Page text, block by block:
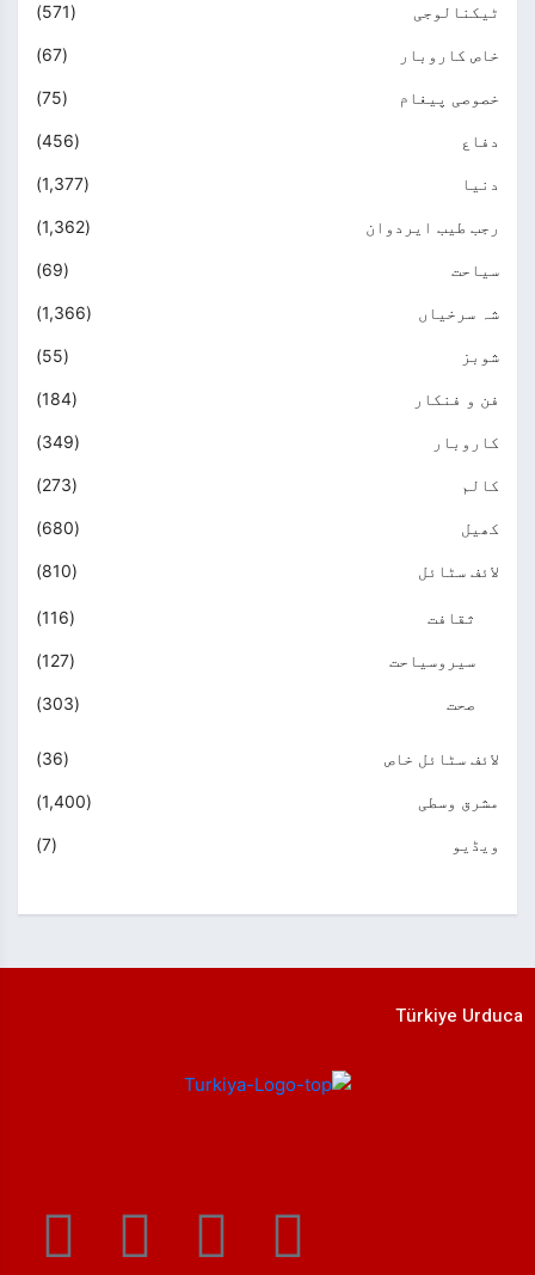
ٹیکنالوجی (571)
خاص کاروبار (67)
خصوصی پیغام (75)
دفاع (456)
دنیا (1,377)
رجب طیب ایردوان (1,362)
سیاحت (69)
شہ سرخیاں (1,366)
شوبز (55)
فن و فنکار (184)
کاروبار (349)
کالم (273)
کھیل (680)
لائف سٹائل (810)
ثقافت (116)
سیروسیاحت (127)
صحت (303)
لائف سٹائل خاص (36)
مشرق وسطی (1,400)
ویڈیو (7)
Türkiye Urduca